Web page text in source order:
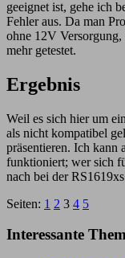
geeignet ist, gehe ich
Fehler aus. Da man
ohne 12V
mehr getestet.
Ergebnis
Weil es sich hier um
als nicht kompatibel
präsentieren. Ich kann
funktioniert; wer sich
nach bei der
Seiten: 1 2 3 4 5
Interessante